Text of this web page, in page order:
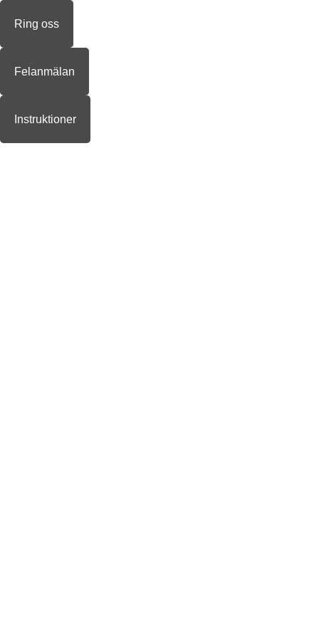
Ring oss
Felanmälan
Instruktioner